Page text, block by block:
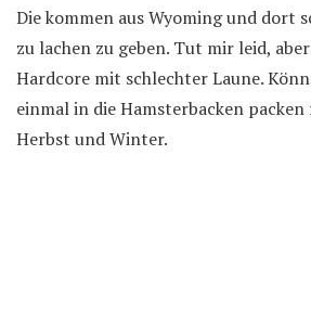
Die kommen aus Wyoming und dort
zu lachen zu geben. Tut mir leid,
Hardcore mit schlechter Laune.
einmal in die Hamsterbacken
Herbst und Winter.